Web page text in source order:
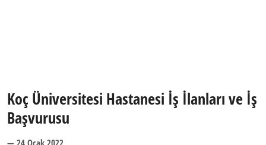
Koç Üniversitesi Hastanesi İş İlanları ve İş
Başvurusu
— 24 Ocak 2022